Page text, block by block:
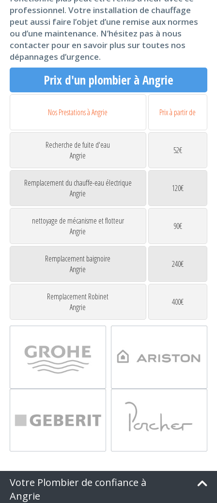
professionnel. Votre installation de chauffage
peut aussi faire l’objet d’une remise aux normes
ou d’une maintenance. N’hésitez pas à nous
contacter pour en savoir plus sur toutes nos
dépannages d’urgence.
Prix d'un plombier à Angrie
Nos Prestations à Angrie Prix à partir de
Recherche de fuite d'eau
Angrie
52€
Remplacement du chauffe-eau électrique
Angrie
120€
nettoyage de mécanisme et flotteur
Angrie
90€
Remplacement baignoire
Angrie
240€
Remplacement Robinet
Angrie
400€
Votre Plombier de confiance à
Angrie